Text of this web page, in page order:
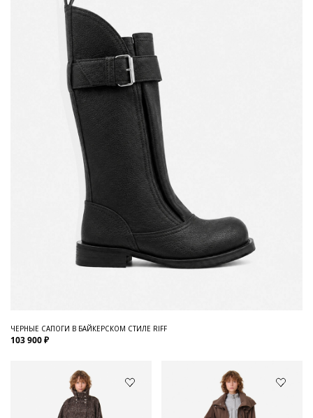
ЧЕРНЫЕ САПОГИ В БАЙКЕРСКОМ СТИЛЕ RIFF
103 900 ₽